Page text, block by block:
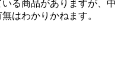
る商品がありますが、中
はわかりかねます。